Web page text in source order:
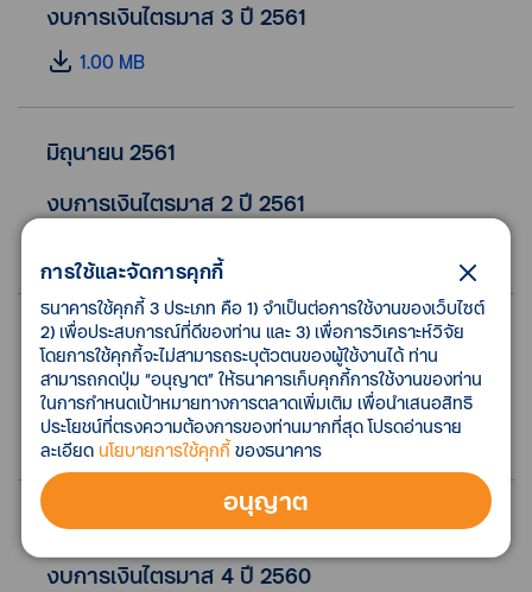
งบการเงินไตรมาส 3 ปี 2561
1.00 MB
มิถุนายน 2561
งบการเงินไตรมาส 2 ปี 2561
มีนาคม 2561
งบการเงินไตรมาส 1 ปี 2561
1.00 MB
ธันวาคม 2560
งบการเงินไตรมาส 4 ปี 2560
การใช้และจัดการคุกกี้
ธนาคารใช้คุกกี้ 3 ประเภท คือ 1) จำเป็นต่อการใช้งานของเว็บไซต์
2) เพื่อประสบการณ์ที่ดีของท่าน และ 3) เพื่อการวิเคราะห์วิจัย
โดยการใช้คุกกี้จะไม่สามารถระบุตัวตนของผู้ใช้งานได้ ท่าน
สามารถกดปุ่ม “อนุญาต” ให้ธนาคารเก็บคุกกี้การใช้งานของท่าน
ในการกำหนดเป้าหมายทางการตลาดเพิ่มเติม เพื่อนำเสนอสิทธิ
ประโยชน์ที่ตรงความต้องการของท่านมากที่สุด โปรดอ่านราย
ละเอียด นโยบายการใช้คุกกี้ของธนาคาร
อนุญาต